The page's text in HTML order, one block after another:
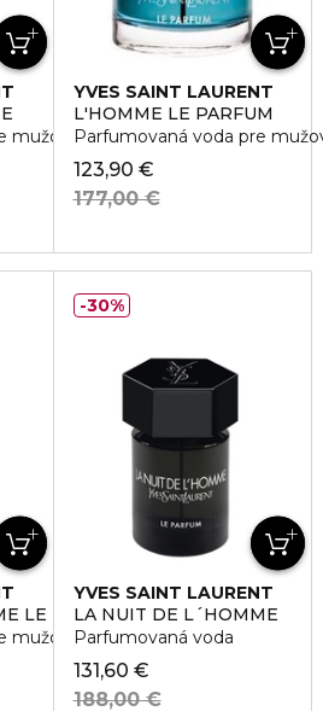
mužov
YVES SAINT LAURENT
L'HOMME LE PARFUM
Parfumovaná voda pre
123,90 €
177,00 €
LE PARFUM
mužov
YVES SAINT LAURENT
LA NUIT DE L´HOMME
Parfumovaná voda
131,60 €
188,00 €
30%